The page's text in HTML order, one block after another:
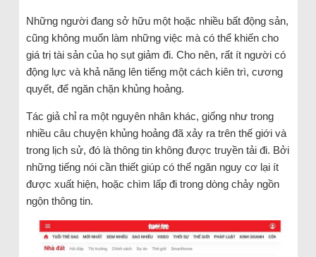
Những người đang sở hữu một hoặc nhiều bất động sản,
cũng không muốn làm những việc mà có thể khiến cho
giá trị tài sản của họ sụt giảm đi. Cho nên, rất ít người có
động lực và khả năng lên tiếng một cách kiên trì, cương
quyết, để ngăn chặn khủng hoảng.
Tác giả chỉ ra một nguyên nhân khác, giống như trong
nhiều câu chuyện khủng hoảng đã xảy ra trên thế giới và
trong lịch sử, đó là thông tin không được truyền tải đi. Bởi
những tiếng nói cần thiết giúp có thể ngăn nguy cơ lại ít
được xuất hiện, hoặc chìm lấp đi trong dòng chảy ngồn
ngộn thông tin.